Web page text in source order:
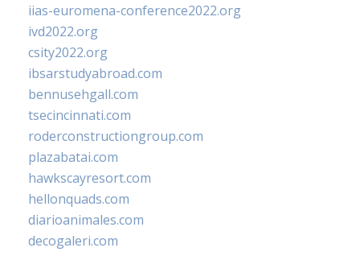
iias-euromena-conference2022.org
ivd2022.org
csity2022.org
ibsarstudyabroad.com
bennusehgall.com
tsecincinnati.com
roderconstructiongroup.com
plazabatai.com
hawkscayresort.com
hellonquads.com
diarioanimales.com
decogaleri.com